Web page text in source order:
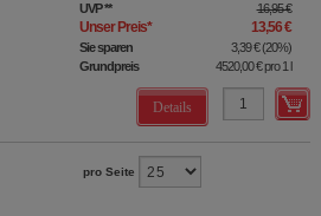
UVP** 16,95 €
Unser Preis* 13,56 €
Sie sparen 3,39 €(20%)
Grundpreis
4520,00 €pro 1 l
Details
pro Seite